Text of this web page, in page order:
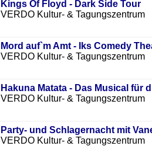
Kings Of Floyd - Dark Side Tour
VERDO Kultur- & Tagungszentrum
Mord auf`m Amt - Iks Comedy
VERDO Kultur- & Tagungszentrum
Hakuna Matata - Das Musical für
VERDO Kultur- & Tagungszentrum
Party- und Schlagernacht mit
VERDO Kultur- & Tagungszentrum